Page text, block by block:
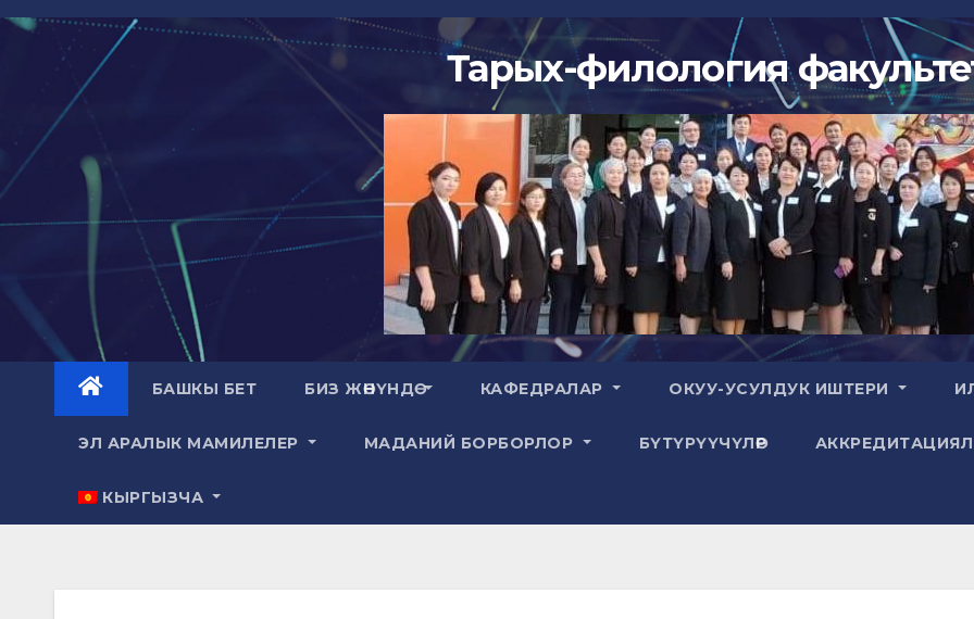
Skip
Тарых-филология
БАШКЫ БЕТ БИЗ ЖӨНҮНДӨ КАФЕДРАЛАР ОКУУ-УСУЛДУК ИШТЕРИ
ЭЛ АРАЛЫК МАМИЛЕЛЕР МАДАНИЙ БОРБОРЛОР БҮТҮРҮҮЧҮЛӨР
КЫРГЫЗЧА